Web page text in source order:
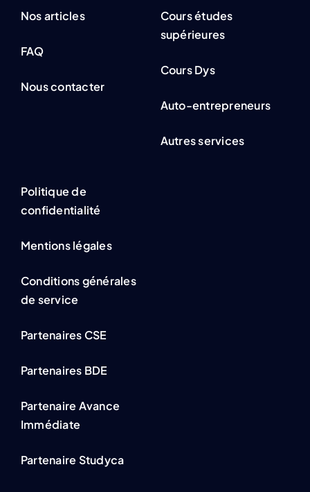
Nos articles
FAQ
Nous contacter
Cours études
supérieures
Cours Dys
Auto-entrepreneurs
Autres services
Politique de
confidentialité
Mentions légales
Conditions générales
de service
Partenaires CSE
Partenaires BDE
Partenaire Avance
Immédiate
Partenaire Studyca